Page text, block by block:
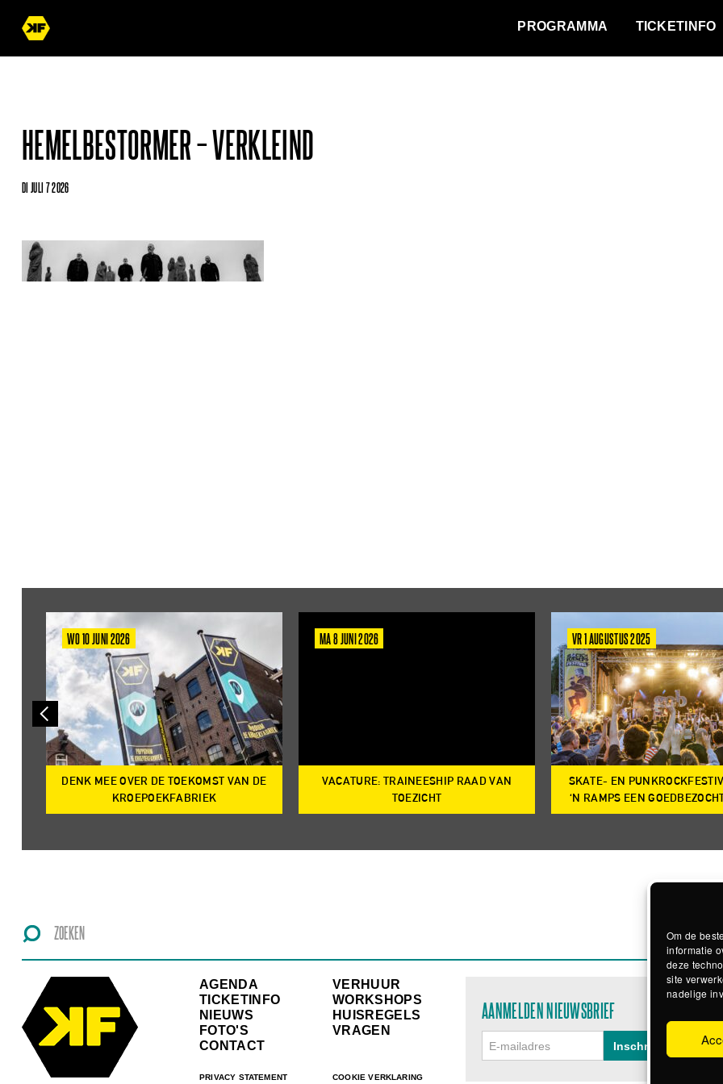
Om de
informatie
deze
site
nadelige
PROGRAMMA TICKETINFO
HEMELBESTORMER – VERKLEIND
DI JULI 7 2026
WO 10 JUNI 2026
DENK MEE OVER DE TOEKOMST VAN DE
KROEPOEKFABRIEK
MA 8 JUNI 2026
VACATURE: TRAINEESHIP RAAD VAN
TOEZICHT
VR 1 AUGUSTUS 2025
SKATE- EN
‘N RAMPS EEN
AGENDA
TICKETINFO
NIEUWS
FOTO'S
CONTACT
PRIVACY STATEMENT
VERHUUR
WORKSHOPS
HUISREGELS
VRAGEN
COOKIE VERKLARING
AANMELDEN NIEUWSBRIEF